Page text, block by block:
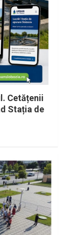
Cetățenii
Stația de